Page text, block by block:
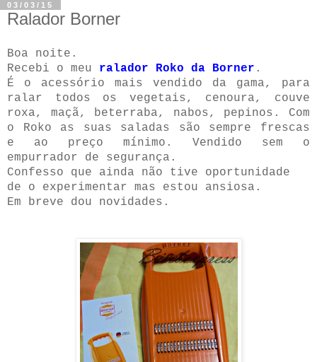
03/03/15
Ralador Borner
Boa noite.
Recebi o meu ralador Roko da Borner .
É o acessório mais vendido da gama, para
ralar todos os vegetais, cenoura, couve
roxa, maçã, beterraba, nabos, pepinos. Com
o Roko as suas saladas são sempre frescas
e ao preço mínimo. Vendido sem o
empurrador de segurança.
Confesso que ainda não tive oportunidade
de o experimentar mas estou ansiosa.
Em breve dou novidades.